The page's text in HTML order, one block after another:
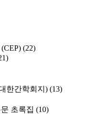
(CEP) (22)
한간학회지) (13)
초록집 (10)